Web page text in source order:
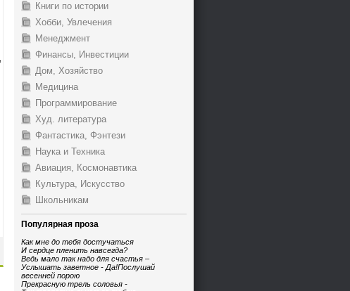
Книги по истории
Хобби, Увлечения
Менеджмент
Финансы, Инвестиции
Дом, Хозяйство
Медицина
Программирование
Худ. литература
Фантастика, Фэнтези
Наука и Техника
Авиация, Космонавтика
Культура, Искусство
Школьникам
Популярная проза
Как мне до тебя достучаться
И сердце пленить навсегда?
Ведь мало так надо для счастья –
Услышать заветное - Да!Послушай
весенней порою
Прекрасную трель соловья -